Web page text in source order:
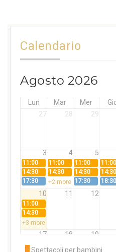
Calendario
Agosto 2026
Lun Mar Mer
27
28 29
3 4 5
11:00 11:00 11:00 11:00
14:30
14:30 14:30 14:30
17:30
+2 more 17:30 18:30
10 11 12
11:00
14:30
+3 more
17 18 19
11:00
Spettacoli per bambini